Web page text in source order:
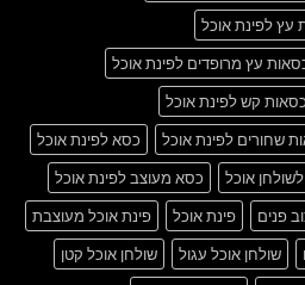
עץ לפינת אוכל
עץ מרופדים לפינת אוכל
כסאות קש לפינת אוכל
שחורים לפינת אוכל
כסא לפינת אוכל
אוכל
כסא מעוצב לפינת אוכל
פנים פינת אוכל
פינת אוכל מעוצבת
שולחן אוכל עגול
שולחן אוכל קטן